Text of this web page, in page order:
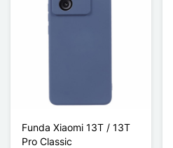
Funda Xiaomi 13T / 13T
Pro Classic